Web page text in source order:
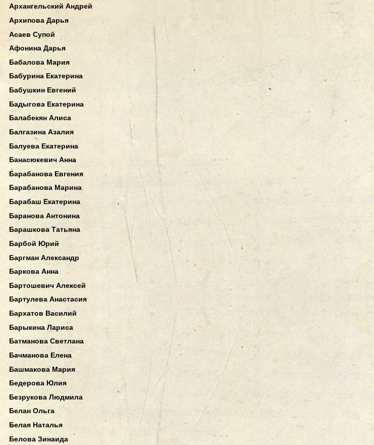
Архангельский Андрей
Архипова Дарья
Асаев Супой
Афонина Дарья
Бабалова Мария
Бабурина Екатерина
Бабушкин Евгений
Бадыгова Екатерина
Балабекян Алиса
Балгазина Азалия
Балуева Екатерина
Банасюкевич Анна
Барабанова Евгения
Барабанова Марина
Барабаш Екатерина
Баранова Антонина
Барашкова Татьяна
Барбой Юрий
Баргман Александр
Баркова Анна
Бартошевич Алексей
Бартулева Анастасия
Бархатов Василий
Барыкина Лариса
Батманова Светлана
Бачманова Елена
Башмакова Мария
Бедерова Юлия
Безрукова Людмила
Белан Ольга
Белая Наталья
Белова Зинаида